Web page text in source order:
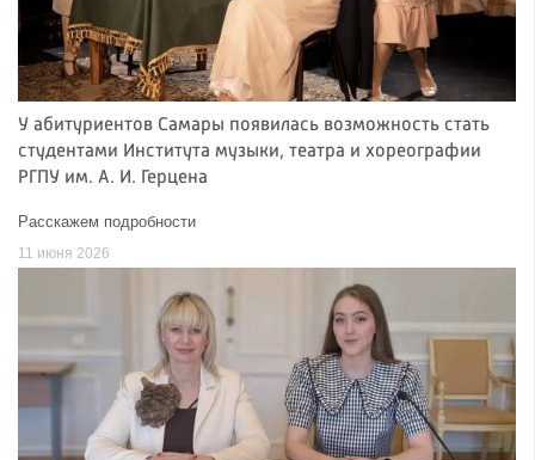
У абитуриентов Самары появилась возможность стать
студентами Института музыки, театра и хореографии
РГПУ им. А. И. Герцена
Расскажем подробности
11 июня 2026